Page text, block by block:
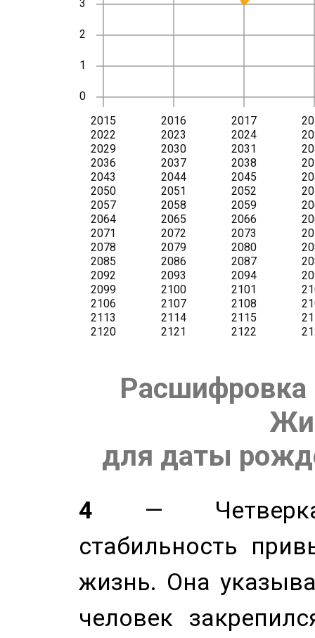
Расшифровка
для даты
4 — Четверка
стабильность
жизнь. Она
человек